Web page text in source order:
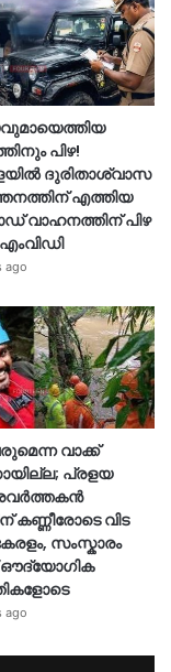
പിഴ!
ദുരിതാശ്വാസ
എത്തിയ
വാഹനത്തിന് പിഴ
ago
വാക്ക്
പ്രളയ
കണ്ണീരോടെ വിട
സംസ്കാരം
ഔദ്യോ​ഗിക
ago